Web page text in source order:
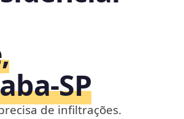
de infiltrações.